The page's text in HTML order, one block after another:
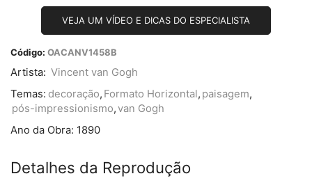
VEJA UM VÍDEO E DICAS DO ESPECIALISTA
Código: OACANV1458B
Artista: Vincent van Gogh
Temas: decoração, Formato Horizontal, paisagem,
pós-impressionismo,van Gogh
Ano da Obra: 1890
Detalhes da Reprodução